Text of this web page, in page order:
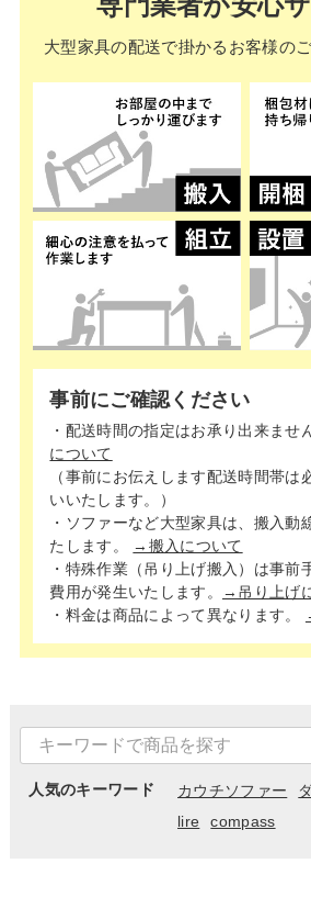
大型家具の配送で掛かる お客様の
事前にご確認ください
・配送時間の指定はお承り出来ませ
について
（事前にお伝えします配送時間帯は
いいたします。）
・ソファーなど大型家具は、搬入動
たします。
→搬入について
・特殊作業（吊り上げ搬入）は事前
費用が発生いたします。
→吊り上げ
・料金は商品によって異なります。
人気のキーワード カウチソファー
lire
compass